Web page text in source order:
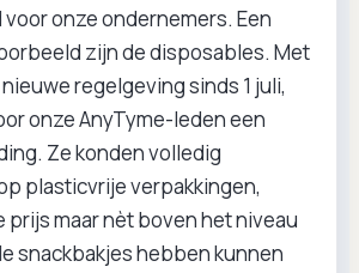
onze ondernemers. Een
zijn de disposables. Met
regelgeving sinds 1 juli,
onze AnyTyme-leden een
Ze konden volledig
plasticvrije verpakkingen,
prijs maar nèt boven het niveau
snackbakjes hebben kunnen